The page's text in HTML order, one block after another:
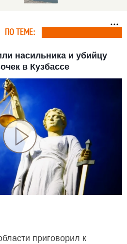
ПО ТЕМЕ:
насильника и убийцу
в Кузбассе
приговорил к